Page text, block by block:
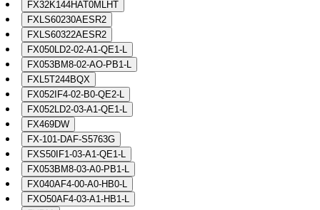
FX32K144HAT0MLHT
FXLS60230AESR2
FXLS60322AESR2
FX050LD2-02-A1-QE1-L
FX053BM8-02-AO-PB1-L
FXL5T244BQX
FX052IF4-02-B0-QE2-L
FX052LD2-03-A1-QE1-L
FX469DW
FX-101-DAF-S5763G
FXS50IF1-03-A1-QE1-L
FX053BM8-03-A0-PB1-L
FX040AF4-00-A0-HB0-L
FXO50AF4-03-A1-HB1-L